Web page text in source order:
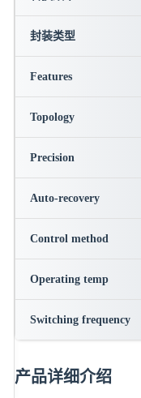
封装类型
Features
Topology
Precision
Auto-recovery
Control method
Operating temp
Switching frequency
产品详细介绍